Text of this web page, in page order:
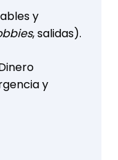
y
, salidas).
y